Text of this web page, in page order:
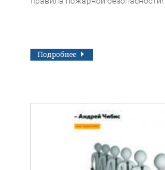
Подробнее